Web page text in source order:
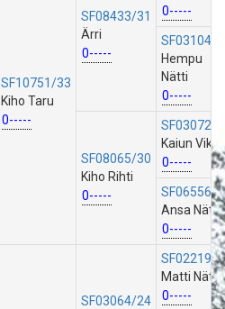
SF10751/33
Kiho Taru
0-----
SF08433/31
Ärri
0-----
0-----
SF03104/
Hempu
Nätti
0-----
SF08065/30
Kiho Rihti
0-----
SF03072/
Kaiun Viku
0-----
SF06556/
Ansa Nätti
0-----
SF03064/24
SF02219/
Matti Nätti
0-----